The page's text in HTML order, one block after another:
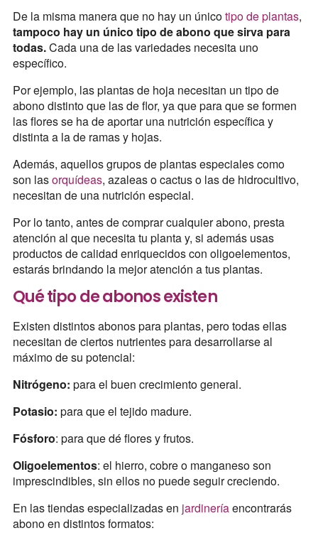
De la misma manera que no hay un únicotipo de plantas,
tampoco hay un único tipo de abono que sirva para
todas.Cada una de las variedades necesita uno
específico.
Por ejemplo, las plantas de hoja necesitan un tipo de
abono distinto que las de flor, ya que para que se formen
las flores se ha de aportar una nutrición específica y
distinta a la de ramas y hojas.
Además, aquellos grupos de plantas especiales como
son lasorquídeas, azaleas o cactus o las de hidrocultivo,
necesitan de una nutrición especial.
Por lo tanto, antes de comprar cualquier abono, presta
atención al que necesita tu planta y, si además usas
productos de calidad enriquecidos con oligoelementos,
estarás brindando la mejor atención a tus plantas.
Qué tipo de abonos existen
Existen distintos abonos para plantas, pero todas ellas
necesitan de ciertos nutrientes para desarrollarse al
máximo de su potencial:
Nitrógeno: para el buen crecimiento general.
Potasio: para que el tejido madure.
Fósforo: para que dé flores y frutos.
Oligoelementos: el hierro, cobre o manganeso son
imprescindibles, sin ellos no puede seguir creciendo.
En las tiendas especializadas en jardineríaencontrarás
abono en distintos formatos: